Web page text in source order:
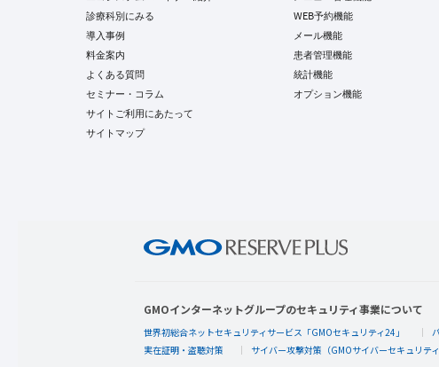
診療科別にみる
導入事例
料金案内
よくある質問
セミナー・コラム
サイトご利用にあたって
サイトマップ
WEB予約機能
メール機能
患者管理機能
統計機能
オプション機能
GMOインターネットグループのセキュリティ事業について
世界初総合ネットセキュリティサービス「GMOセキュリティ24」
実在証明・盗聴対策
サイバー攻撃対策（GMOサイバーセキュリティ